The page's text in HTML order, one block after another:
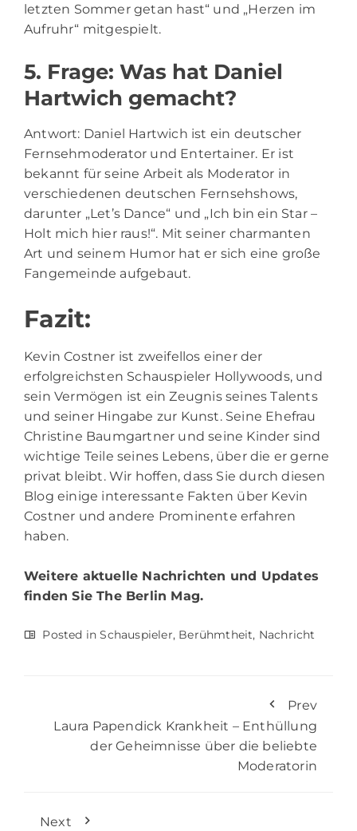
letzten Sommer getan hast“ und „Herzen im
Aufruhr“ mitgespielt.
5. Frage: Was hat Daniel
Hartwich gemacht?
Antwort: Daniel Hartwich ist ein deutscher
Fernsehmoderator und Entertainer. Er ist
bekannt für seine Arbeit als Moderator in
verschiedenen deutschen Fernsehshows,
darunter „Let’s Dance“ und „Ich bin ein Star –
Holt mich hier raus!“. Mit seiner charmanten
Art und seinem Humor hat er sich eine große
Fangemeinde aufgebaut.
Fazit:
Kevin Costner ist zweifellos einer der
erfolgreichsten Schauspieler Hollywoods, und
sein Vermögen ist ein Zeugnis seines Talents
und seiner Hingabe zur Kunst. Seine Ehefrau
Christine Baumgartner und seine Kinder sind
wichtige Teile seines Lebens, über die er gerne
privat bleibt. Wir hoffen, dass Sie durch diesen
Blog einige interessante Fakten über Kevin
Costner und andere Prominente erfahren
haben.
Weitere aktuelle Nachrichten und Updates
finden SieThe Berlin Mag.
Posted inSchauspieler, Berühmtheit, Nachricht
Prev
Laura Papendick Krankheit – Enthüllung
der Geheimnisse über die beliebte
Moderatorin
Next